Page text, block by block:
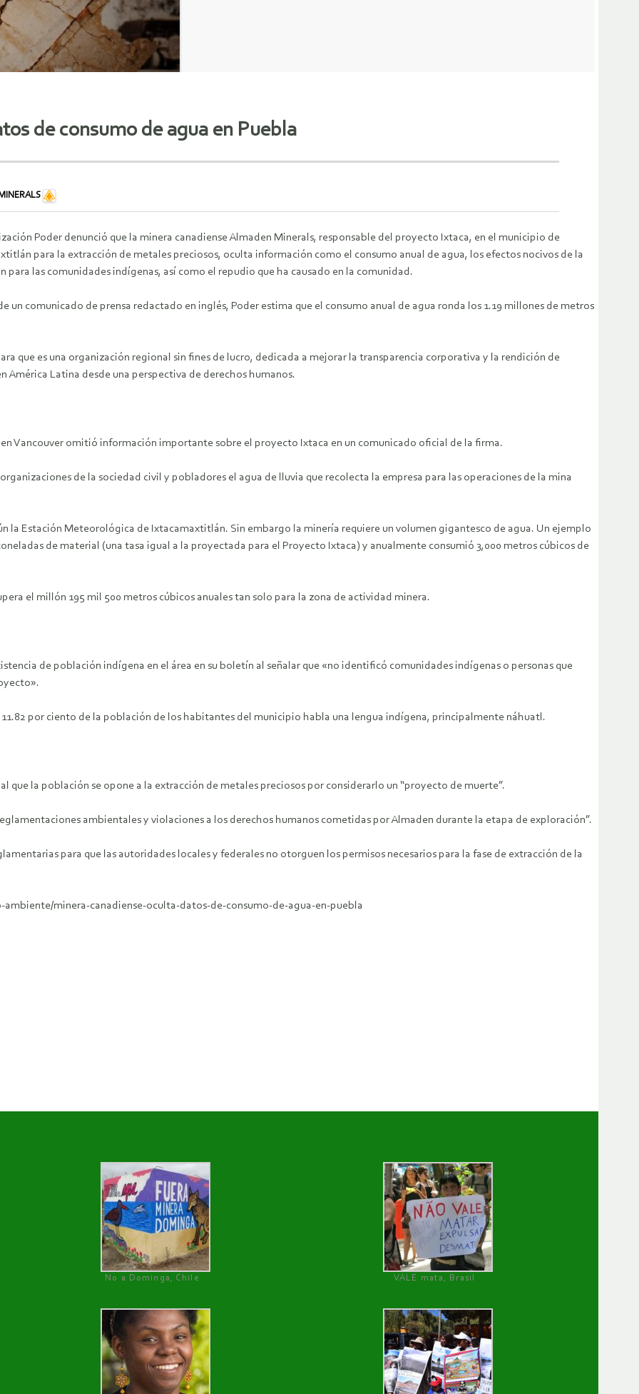
de consumo de agua en Puebla
Poder denunció que la minera canadiense Almaden Minerals, responsable del proyecto Ixtaca, en el municipio de
para la extracción de metales preciosos, oculta información como el consumo anual de agua, los efectos nocivos de la
para las comunidades indígenas, así como el repudio que ha causado en la comunidad.
un comunicado de prensa redactado en inglés, Poder estima que el consumo anual de agua ronda los 1.19 millones de metros
que es una organización regional sin fines de lucro, dedicada a mejorar la transparencia corporativa y la rendición de
América Latina desde una perspectiva de derechos humanos.
Vancouver omitió información importante sobre el proyecto Ixtaca en un comunicado oficial de la firma.
de la sociedad civil y pobladores el agua de lluvia que recolecta la empresa para las operaciones de la mina
la Estación Meteorológica de Ixtacamaxtitlán. Sin embargo la minería requiere un volumen gigantesco de agua. Un ejemplo
de material (una tasa igual a la proyectada para el Proyecto Ixtaca) y anualmente consumió 3,000 metros cúbicos de
el millón 195 mil 500 metros cúbicos anuales tan solo para la zona de actividad minera.
de población indígena en el área en su boletín al señalar que «no identificó comunidades indígenas o personas que
por ciento de la población de los habitantes del municipio habla una lengua indígena, principalmente náhuatl.
que la población se opone a la extracción de metales preciosos por considerarlo un “proyecto de muerte”.
ambientales y violaciones a los derechos humanos cometidas por Almaden durante la etapa de exploración”.
para que las autoridades locales y federales no otorguen los permisos necesarios para la fase de extracción de la
minera-canadiense-oculta-datos-de-consumo-de-agua-en-puebla
No a Dominga, Chile
VALE mata, Brasil